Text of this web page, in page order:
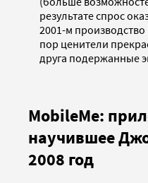
результате спрос
2001-м
пор ценители
друга подержанные
MobileMe:
научившее
2008 год